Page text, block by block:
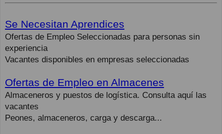
Se Necesitan Aprendices
Ofertas de Empleo Seleccionadas para personas sin
experiencia
Vacantes disponibles en empresas seleccionadas
Ofertas de Empleo en Almacenes
Almaceneros y puestos de logística. Consulta aquí las
vacantes
Peones, almaceneros, carga y descarga...